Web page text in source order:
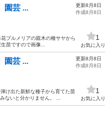
園芸 ...
プルメリアの親木の種サヤから
苗ですので画像...
更新8月8日
作成8月8日
1
お気に入り
園芸 ...
け出た新鮮な種子から育てた苗
ないと分かりません。 ...
更新8月8日
作成8月8日
1
お気に入り